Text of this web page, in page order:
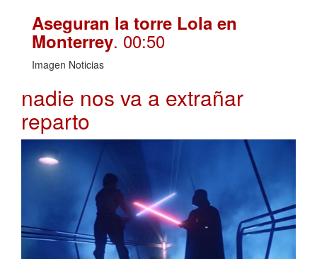
Aseguran la torre Lola en
Monterrey. 00:50
Imagen Noticias
nadie nos va a extrañar
reparto